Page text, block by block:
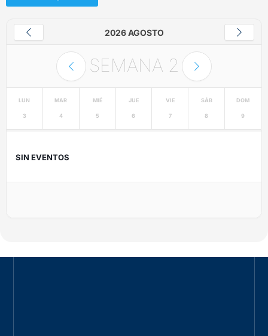
2026 AGOSTO
SEMANA 2
LUN
3
MAR
4
MIÉ
5
JUE
6
VIE
7
SÁB
8
DOM
9
SIN EVENTOS